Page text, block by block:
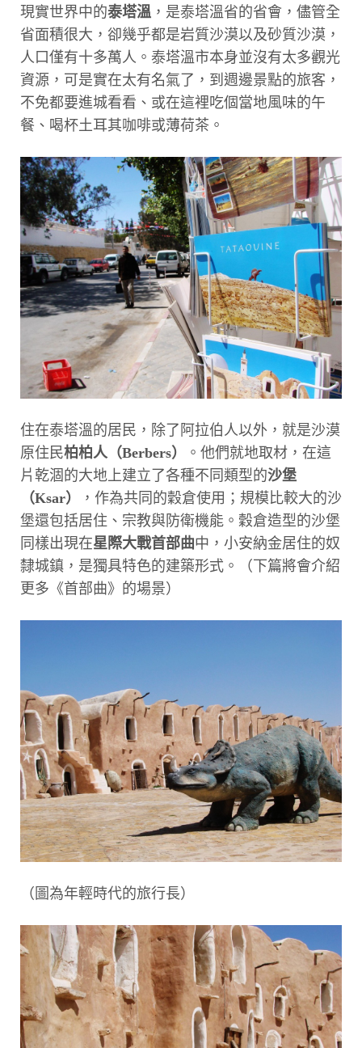
現實世界中的泰塔溫 ，是泰塔溫省的省會，儘管全
省面積很大，卻幾乎都是岩質沙漠以及砂質沙漠，
人口僅有十多萬人。泰塔溫市本身並沒有太多觀光
資源，可是實在太有名氣了，到週邊景點的旅客，
不免都要進城看看、或在這裡吃個當地風味的午
餐、喝杯土耳其咖啡或薄荷茶。
住在泰塔溫的居民，除了阿拉伯人以外，就是沙漠
原住民柏柏人（Berbers）
。他們就地取材，在這
片乾涸的大地上建立了各種不同類型的沙堡
（Ksar）
，作為共同的穀倉使用；規模比較大的沙
堡還包括居住、宗教與防衛機能。穀倉造型的沙堡
同樣出現在星際大戰首部曲中，小安納金居住的奴
隸城鎮，是獨具特色的建築形式。（下篇將會介紹
更多《首部曲》的場景）
（圖為年輕時代的旅行長）